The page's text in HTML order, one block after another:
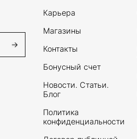
Карьера
Магазины
Контакты
Бонусный счет
Новости. Статьи.
Блог
Политика
конфиденциальности